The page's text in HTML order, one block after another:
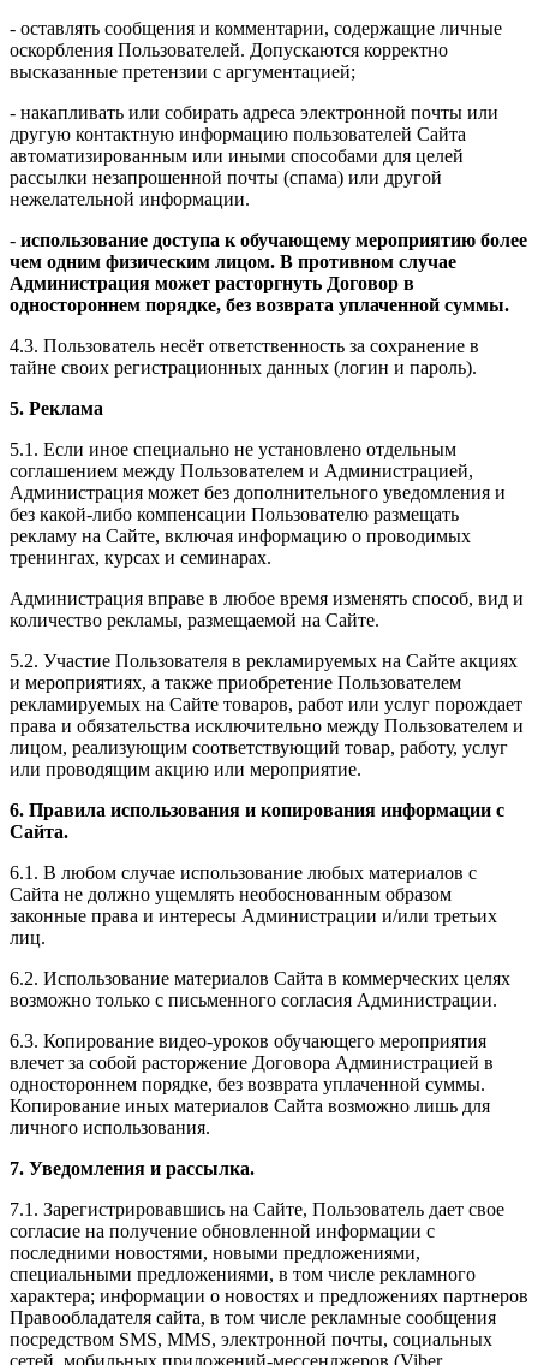
- оставлять сообщения и комментарии, содержащие личные
оскорбления Пользователей. Допускаются корректно
высказанные претензии с аргументацией;
- накапливать или собирать адреса электронной почты или
другую контактную информацию пользователей Сайта
автоматизированным или иными способами для целей
рассылки незапрошенной почты (спама) или другой
нежелательной информации.
- использование доступа к обучающему мероприятию более
чем одним физическим лицом. В противном случае
Администрация может расторгнуть Договор в
одностороннем порядке, без возврата уплаченной суммы.
4.3. Пользователь несёт ответственность за сохранение в
тайне своих регистрационных данных (логин и пароль).
5. Реклама
5.1. Если иное специально не установлено отдельным
соглашением между Пользователем и Администрацией,
Администрация может без дополнительного уведомления и
без какой-либо компенсации Пользователю размещать
рекламу на Сайте, включая информацию о проводимых
тренингах, курсах и семинарах.
Администрация вправе в любое время изменять способ, вид и
количество рекламы, размещаемой на Сайте.
5.2. Участие Пользователя в рекламируемых на Сайте акциях
и мероприятиях, а также приобретение Пользователем
рекламируемых на Сайте товаров, работ или услуг порождает
права и обязательства исключительно между Пользователем и
лицом, реализующим соответствующий товар, работу, услуг
или проводящим акцию или мероприятие.
6. Правила использования и копирования информации с
Сайта.
6.1. В любом случае использование любых материалов с
Сайта не должно ущемлять необоснованным образом
законные права и интересы Администрации и/или третьих
лиц.
6.2. Использование материалов Сайта в коммерческих целях
возможно только с письменного согласия Администрации.
6.3. Копирование видео-уроков обучающего мероприятия
влечет за собой расторжение Договора Администрацией в
одностороннем порядке, без возврата уплаченной суммы.
Копирование иных материалов Сайта возможно лишь для
личного использования.
7. Уведомления и рассылка.
7.1. Зарегистрировавшись на Сайте, Пользователь дает свое
согласие на получение обновленной информации с
последними новостями, новыми предложениями,
специальными предложениями, в том числе рекламного
характера; информации о новостях и предложениях партнеров
Правообладателя сайта, в том числе рекламные сообщения
посредством SMS, MMS, электронной почты, социальных
сетей, мобильных приложений-мессенджеров (Viber,